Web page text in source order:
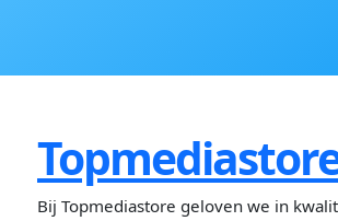
Bij Topmediastore geloven we in